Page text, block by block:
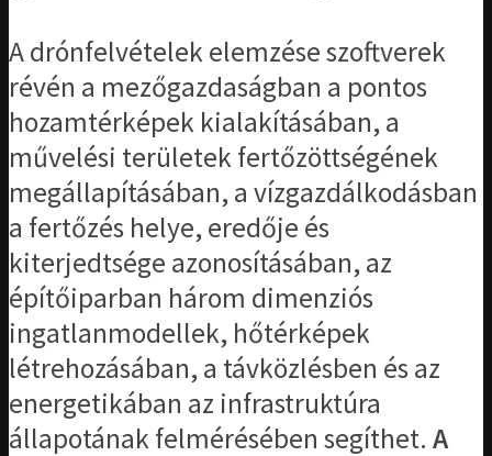
A drónfelvételek elemzése szoftverek
révén a mezőgazdaságban a pontos
hozamtérképek kialakításában, a
művelési területek fertőzöttségének
megállapításában, a vízgazdálkodásban
a fertőzés helye, eredője és
kiterjedtsége azonosításában, az
építőiparban három dimenziós
ingatlanmodellek, hőtérképek
létrehozásában, a távközlésben és az
energetikában az infrastruktúra
állapotának felmérésében segíthet. A